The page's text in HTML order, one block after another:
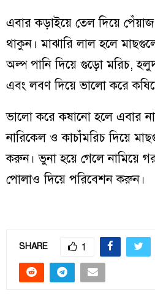
এবার কড়াইয়ে তেল দিয়ে
থাকুন। মাঝারি লাল হলে
অল্প পানি দিয়ে গুড়ো মরিচ,
এবং লবণ দিয়ে ভালো করে
ভালো করে কষানো হলে এবার
নারিকেল ও কাচাঁমরিচ দিয়ে
করুন। ভুনা হয়ে গেলে নামিয়ে
পোলাও দিয়ে পরিবেশন করুন।
SHARE 1